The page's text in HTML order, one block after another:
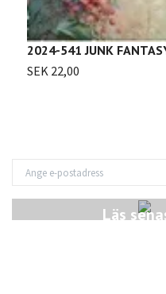
Läs
2024-541 JUNK
SEK 22,00